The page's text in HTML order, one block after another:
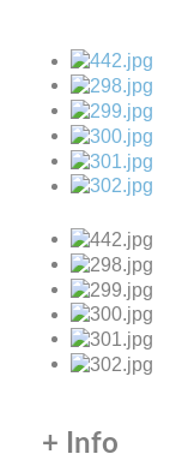
+ Info